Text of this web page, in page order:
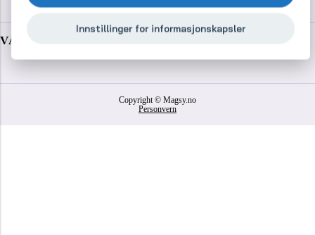
ID: 26230224, DIC: CZ26230224
VÅR HALL
Copyright © Magsy.no
Personvern
Innstillinger for informasjonskapsler